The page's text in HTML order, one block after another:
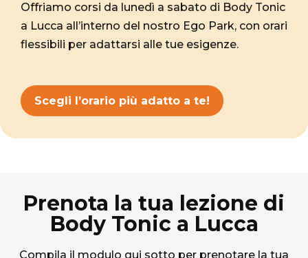
Offriamo corsi da lunedì a sabato di Body Tonic
a Lucca all’interno del nostro Ego Park, con orari
flessibili per adattarsi alle tue esigenze.
Scegli l’orario più adatto a te!
Prenota la tua lezione di
Body Tonic a Lucca
Compila il modulo qui sotto per prenotare la tua